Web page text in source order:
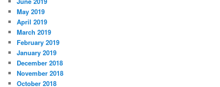
May 2019
April 2019
March 2019
February 2019
January 2019
December 2018
November 2018
October 2018